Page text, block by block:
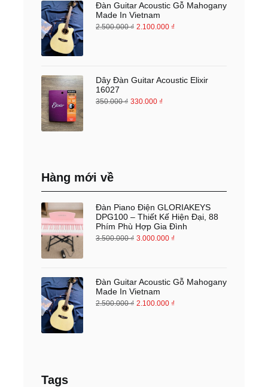
Đàn Guitar Acoustic Gỗ Mahogany
Made In Vietnam
2.500.000₫ 2.100.000 ₫
Dây Đàn Guitar Acoustic Elixir
16027
350.000₫ 330.000 ₫
Hàng mới về
Đàn Piano Điện GLORIAKEYS
DPG100 – Thiết Kế Hiện Đại, 88
Phím Phù Hợp Gia Đình
3.500.000₫ 3.000.000 ₫
Đàn Guitar Acoustic Gỗ Mahogany
Made In Vietnam
2.500.000₫ 2.100.000 ₫
Tags